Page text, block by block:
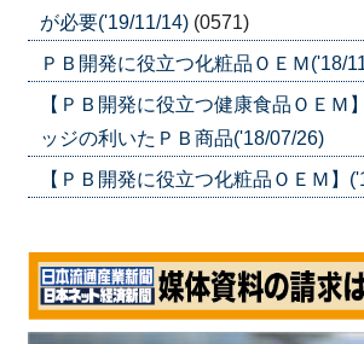
が必要('19/11/14) (0571)
ＰＢ開発に役立つ化粧品ＯＥＭ('18/
【ＰＢ開発に役立つ健康食品ＯＥ
ッジの利いたＰＢ商品('18/07/26)
【ＰＢ開発に役立つ化粧品ＯＥＭ】